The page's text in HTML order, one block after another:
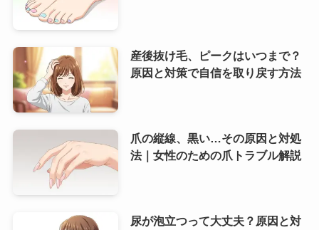
産後抜け毛、ピークはいつまで？
原因と対策で自信を取り戻す方法
爪の縦線、黒い…その原因と対処
法｜女性のための爪トラブル解説
尿が泡立つって大丈夫？原因と対